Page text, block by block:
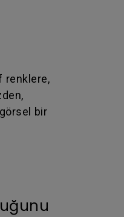
renklere,
bir